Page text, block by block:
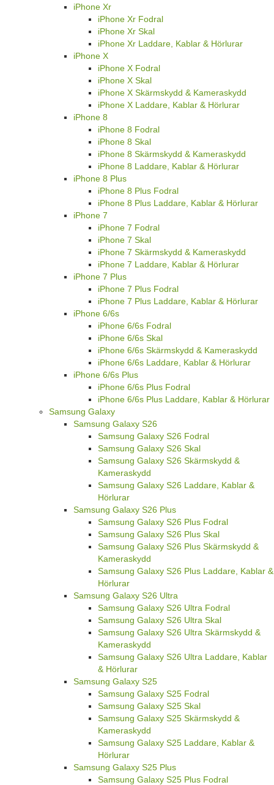
iPhone Xr
iPhone Xr Fodral
iPhone Xr Skal
iPhone Xr Laddare, Kablar & Hörlurar
iPhone X
iPhone X Fodral
iPhone X Skal
iPhone X Skärmskydd & Kameraskydd
iPhone X Laddare, Kablar & Hörlurar
iPhone 8
iPhone 8 Fodral
iPhone 8 Skal
iPhone 8 Skärmskydd & Kameraskydd
iPhone 8 Laddare, Kablar & Hörlurar
iPhone 8 Plus
iPhone 8 Plus Fodral
iPhone 8 Plus Laddare, Kablar & Hörlurar
iPhone 7
iPhone 7 Fodral
iPhone 7 Skal
iPhone 7 Skärmskydd & Kameraskydd
iPhone 7 Laddare, Kablar & Hörlurar
iPhone 7 Plus
iPhone 7 Plus Fodral
iPhone 7 Plus Laddare, Kablar & Hörlurar
iPhone 6/6s
iPhone 6/6s Fodral
iPhone 6/6s Skal
iPhone 6/6s Skärmskydd & Kameraskydd
iPhone 6/6s Laddare, Kablar & Hörlurar
iPhone 6/6s Plus
iPhone 6/6s Plus Fodral
iPhone 6/6s Plus Laddare, Kablar & Hörlurar
Samsung Galaxy
Samsung Galaxy S26
Samsung Galaxy S26 Fodral
Samsung Galaxy S26 Skal
Samsung Galaxy S26 Skärmskydd &
Kameraskydd
Samsung Galaxy S26 Laddare, Kablar &
Hörlurar
Samsung Galaxy S26 Plus
Samsung Galaxy S26 Plus Fodral
Samsung Galaxy S26 Plus Skal
Samsung Galaxy S26 Plus Skärmskydd &
Kameraskydd
Samsung Galaxy S26 Plus Laddare, Kablar &
Hörlurar
Samsung Galaxy S26 Ultra
Samsung Galaxy S26 Ultra Fodral
Samsung Galaxy S26 Ultra Skal
Samsung Galaxy S26 Ultra Skärmskydd &
Kameraskydd
Samsung Galaxy S26 Ultra Laddare, Kablar
& Hörlurar
Samsung Galaxy S25
Samsung Galaxy S25 Fodral
Samsung Galaxy S25 Skal
Samsung Galaxy S25 Skärmskydd &
Kameraskydd
Samsung Galaxy S25 Laddare, Kablar &
Hörlurar
Samsung Galaxy S25 Plus
Samsung Galaxy S25 Plus Fodral